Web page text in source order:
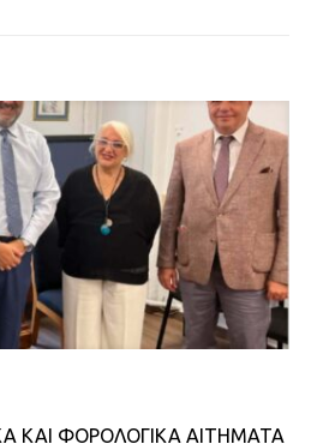
ΚΑΙ ΦΟΡΟΛΟΓΙΚΑ ΑΙΤΗΜΑΤΑ